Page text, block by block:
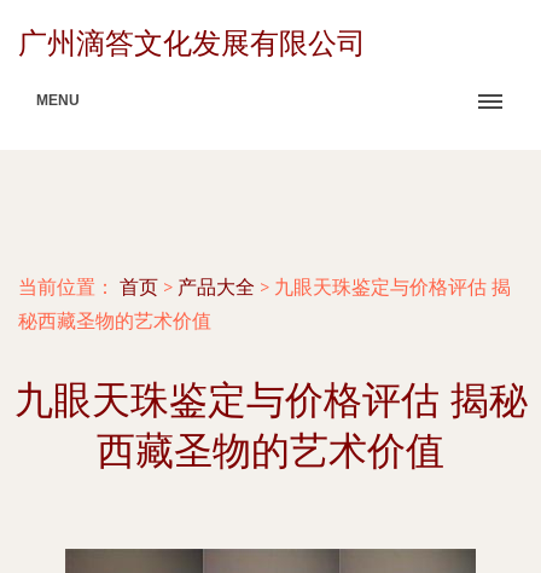
广州滴答文化发展有限公司
MENU
当前位置： 首页 > 产品大全 > 九眼天珠鉴定与价格评估 揭
秘西藏圣物的艺术价值
九眼天珠鉴定与价格评估 揭秘
西藏圣物的艺术价值